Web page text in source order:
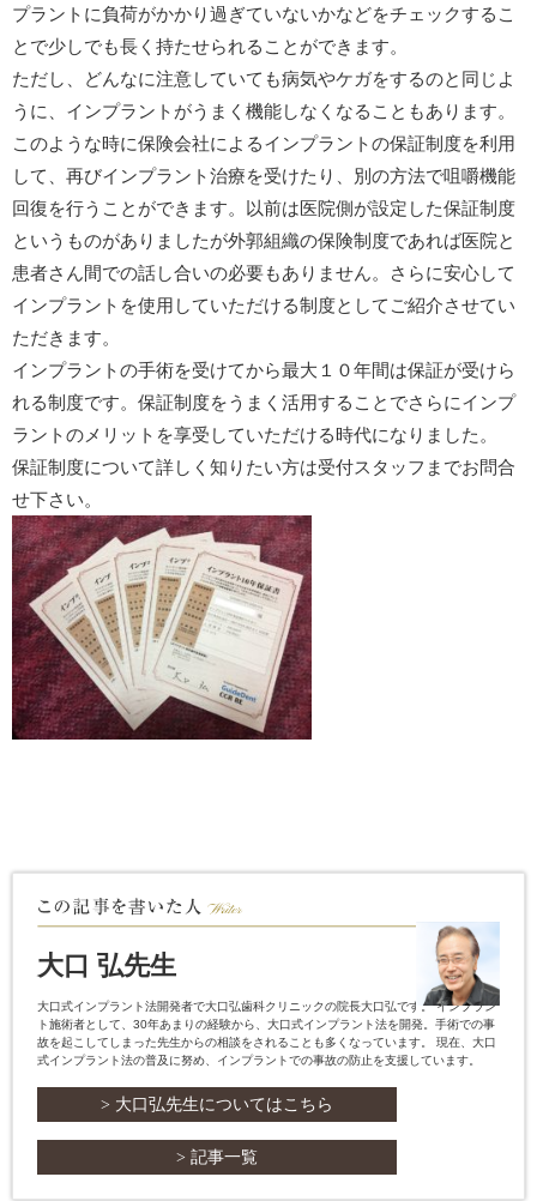
プラントに負荷がかかり過ぎていないかなどをチェックするこ
とで少しでも長く持たせられることができます。
ただし、どんなに注意していても病気やケガをするのと同じよ
うに、インプラントがうまく機能しなくなることもあります。
このような時に保険会社によるインプラントの保証制度を利用
して、再びインプラント治療を受けたり、別の方法で咀嚼機能
回復を行うことができます。以前は医院側が設定した保証制度
というものがありましたが外郭組織の保険制度であれば医院と
患者さん間での話し合いの必要もありません。さらに安心して
インプラントを使用していただける制度としてご紹介させてい
ただきます。
インプラントの手術を受けてから最大１０年間は保証が受けら
れる制度です。保証制度をうまく活用することでさらにインプ
ラントのメリットを享受していただける時代になりました。
保証制度について詳しく知りたい方は受付スタッフまでお問合
せ下さい。
大口 弘先生
大口式インプラント法開発者で大口弘歯科クリニックの院長大口弘です。 インプラン
ト施術者として、30年あまりの経験から、大口式インプラント法を開発。手術での事
故を起こしてしまった先生からの相談をされることも多くなっています。 現在、大口
式インプラント法の普及に努め、インプラントでの事故の防止を支援しています。
> 大口弘先生についてはこちら
> 記事一覧